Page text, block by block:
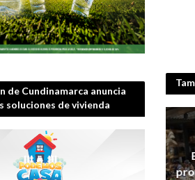
de Cundinamarca anuncia
soluciones de vivienda